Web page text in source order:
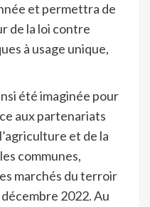
et permettra de
de la loi contre
à usage unique,
été imaginée pour
aux partenariats
et de la
communes,
marchés du terroir
2022. Au